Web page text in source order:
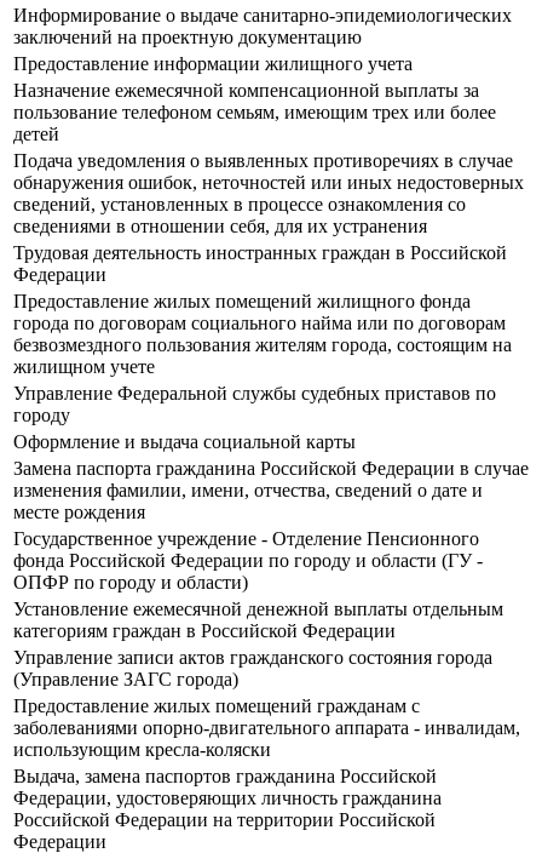
Информирование о выдаче санитарно-эпидемиологических
заключений на проектную документацию
Предоставление информации жилищного учета
Назначение ежемесячной компенсационной выплаты за
пользование телефоном семьям, имеющим трех или более
детей
Подача уведомления о выявленных противоречиях в случае
обнаружения ошибок, неточностей или иных недостоверных
сведений, установленных в процессе ознакомления со
сведениями в отношении себя, для их устранения
Трудовая деятельность иностранных граждан в Российской
Федерации
Предоставление жилых помещений жилищного фонда
города по договорам социального найма или по договорам
безвозмездного пользования жителям города, состоящим на
жилищном учете
Управление Федеральной службы судебных приставов по
городу
Оформление и выдача социальной карты
Замена паспорта гражданина Российской Федерации в случае
изменения фамилии, имени, отчества, сведений о дате и
месте рождения
Государственное учреждение - Отделение Пенсионного
фонда Российской Федерации по городу и области (ГУ -
ОПФР по городу и области)
Установление ежемесячной денежной выплаты отдельным
категориям граждан в Российской Федерации
Управление записи актов гражданского состояния города
(Управление ЗАГС города)
Предоставление жилых помещений гражданам с
заболеваниями опорно-двигательного аппарата - инвалидам,
использующим кресла-коляски
Выдача, замена паспортов гражданина Российской
Федерации, удостоверяющих личность гражданина
Российской Федерации на территории Российской
Федерации